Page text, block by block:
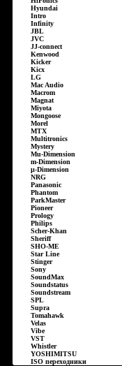
Hyundai
Intro
Infinity
JBL
JVC
JJ-connect
Kenwood
Kicker
Kicx
LG
Mac Audio
Macrom
Magnat
Miyota
Mongoose
Morel
MTX
Multitronics
Mystery
Mu-Dimension
m-Dimension
µ-Dimension
NRG
Panasonic
Phantom
ParkMaster
Pioneer
Prology
Philips
Scher-Khan
Sheriff
SHO-ME
Star Line
Stinger
Sony
SoundMax
Soundstatus
Soundstream
SPL
Supra
Tomahawk
Velas
Vibe
VST
Whistler
YOSHIMITSU
ISO переходники